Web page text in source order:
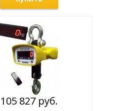
105 827 руб.